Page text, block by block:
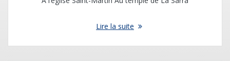
Lire la suite